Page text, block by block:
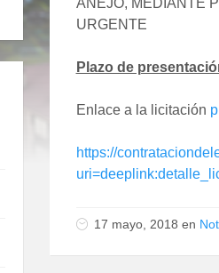
URGENTE
Plazo de
Enlace a la licitación
https://
17 mayo, 2018 en